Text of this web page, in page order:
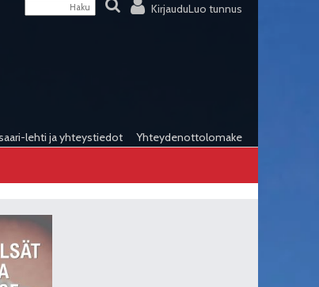
KirjauduLuo tunnus
lehti ja yhteystiedot Yhteydenottolomake